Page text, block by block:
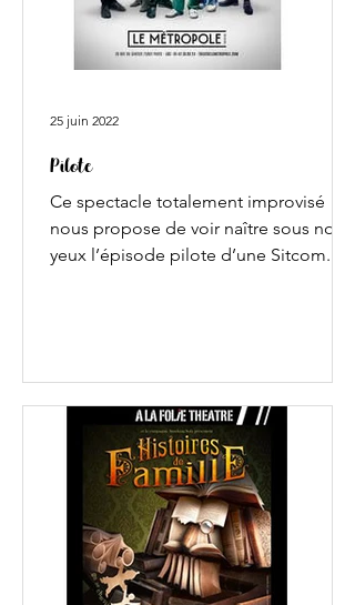
Pilote
Ce spectacle totalement improvisé
nous propose de voir naître sous nos
yeux l’épisode pilote d’une Sitcom.
matière. Avec leur tout nouveau
spectacle (toujours entièrement
improvisé, on vous rassure !), ils nous
embarquent dans l’univers des Sitcom.
Et plus particulièrement celui d’un
épisode pilote, totalement créé sous
nos yeux, grâce
25 juin 2022